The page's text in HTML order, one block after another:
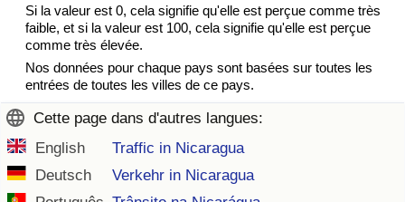
Si la valeur est 0, cela signifie qu'elle est perçue comme très
faible, et si la valeur est 100, cela signifie qu'elle est perçue
comme très élevée.
Nos données pour chaque pays sont basées sur toutes les
entrées de toutes les villes de ce pays.
Cette page dans d'autres langues:
English
Traffic in Nicaragua
Deutsch
Verkehr in Nicaragua